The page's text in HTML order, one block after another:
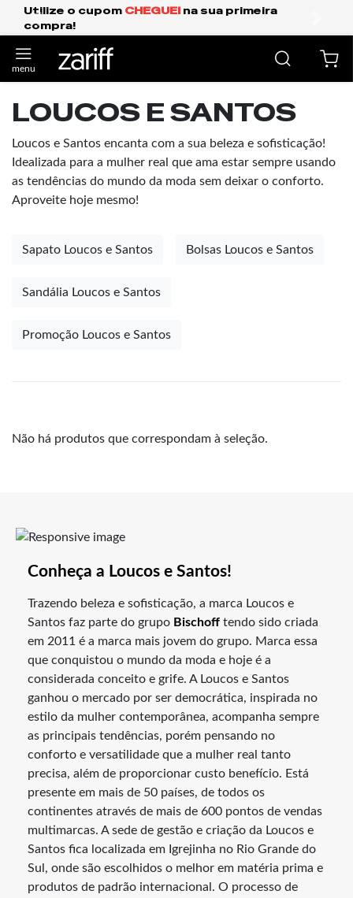
o cupomCHEGUEIna sua primeira
anterior
LOUCOS E SANTOS
Loucos e Santos encanta com a sua beleza e sofisticação!
Idealizada para a mulher real que ama estar sempre usando
as tendências do mundo da moda sem deixar o conforto.
Aproveite hoje mesmo!
Sapato Loucos e Santos Bolsas Loucos e Santos
Sandália Loucos e Santos
Promoção Loucos e Santos
Não há produtos que correspondam à seleção.
Conheça a Loucos e Santos!
Trazendo beleza e sofisticação, a marca Loucos e
Santos faz parte do grupo Bischoff tendo sido criada
em 2011 é a marca mais jovem do grupo. Marca essa
que conquistou o mundo da moda e hoje é a
considerada conceito e grife. A Loucos e Santos
ganhou o mercado por ser democrática, inspirada no
estilo da mulher contemporânea, acompanha sempre
as principais tendências, porém pensando no
conforto e versatilidade que a mulher real tanto
precisa, além de proporcionar custo benefício. Está
presente em mais de 50 países, de todos os
continentes através de mais de 600 pontos de vendas
multimarcas. A sede de gestão e criação da Loucos e
Santos fica localizada em Igrejinha no Rio Grande do
Sul, onde são escolhidos o melhor em matéria prima e
produtos de padrão internacional. O processo de